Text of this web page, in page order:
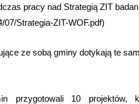
pracy nad Strategią ZIT
07/Strategia-ZIT-WOF.pdf)
ze sobą gminy dotykają te
przygotowali 10